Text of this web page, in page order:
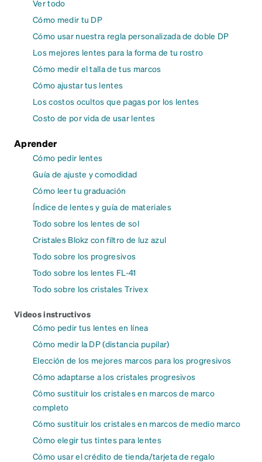
Ver todo
Cómo medir tu DP
Cómo usar nuestra regla personalizada de doble DP
Los mejores lentes para la forma de tu rostro
Cómo medir el talla de tus marcos
Cómo ajustar tus lentes
Los costos ocultos que pagas por los lentes
Costo de por vida de usar lentes
Aprender
Cómo pedir lentes
Guía de ajuste y comodidad
Cómo leer tu graduación
Índice de lentes y guía de materiales
Todo sobre los lentes de sol
Cristales Blokz con filtro de luz azul
Todo sobre los progresivos
Todo sobre los lentes FL-41
Todo sobre los cristales Trivex
Videos instructivos
Cómo pedir tus lentes en línea
Cómo medir la DP (distancia pupilar)
Elección de los mejores marcos para los progresivos
Cómo adaptarse a los cristales progresivos
Cómo sustituir los cristales en marcos de marco
completo
Cómo sustituir los cristales en marcos de medio marco
Cómo elegir tus tintes para lentes
Cómo usar el crédito de tienda/tarjeta de regalo